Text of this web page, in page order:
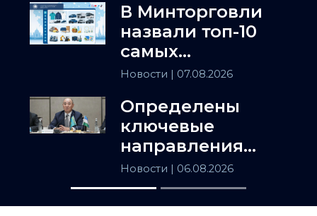
В Минторговли
назвали топ-10
самых
популярных
Казахстане
Новости | 07.08.2026
Определены
ключевые
направления
сотрудничества
Астаны и
Ташкента
Новости | 06.08.2026